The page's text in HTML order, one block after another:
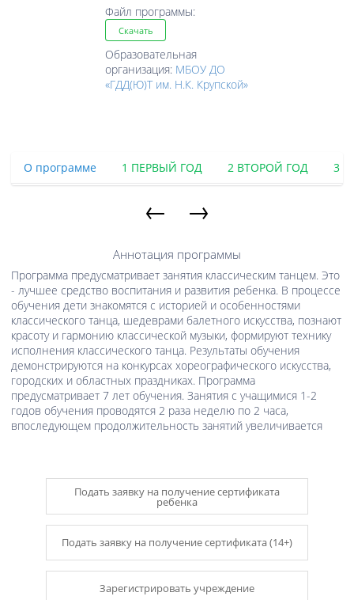
Файл программы:
Скачать
Образовательная
организация: МБОУ ДО
«ГДД(Ю)Т им. Н.К. Крупской»
О программе 1 ПЕРВЫЙ ГОД 2 ВТОРОЙ ГОД 3
← →
Аннотация программы
Программа предусматривает занятия классическим танцем. Это
- лучшее средство воспитания и развития ребенка. В процессе
обучения дети знакомятся с историей и особенностями
классического танца, шедеврами балетного искусства, познают
красоту и гармонию классической музыки, формируют технику
исполнения классического танца. Результаты обучения
демонстрируются на конкурсах хореографического искусства,
городских и областных праздниках. Программа
предусматривает 7 лет обучения. Занятия с учащимися 1-2
годов обучения проводятся 2 раза неделю по 2 часа,
впоследующем продолжительность занятий увеличивается
Подать заявку на получение сертификата
ребенка
Подать заявку на получение сертификата (14+)
Зарегистрировать учреждение